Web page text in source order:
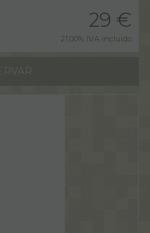
29 €
21.00% IVA incluido